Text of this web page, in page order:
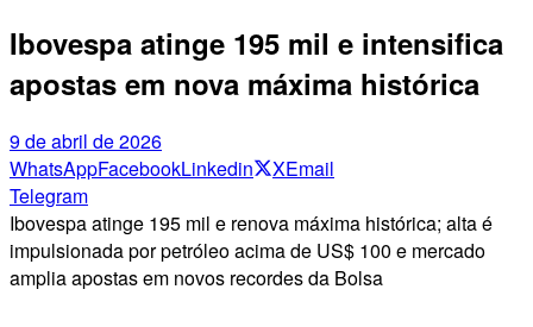
Ibovespa atinge 195 mil e intensifica
apostas em nova máxima histórica
9 de abril de 2026
WhatsAppFacebookLinkedin XEmail
Telegram
Ibovespa atinge 195 mil e renova máxima histórica; alta é
impulsionada por petróleo acima de US$ 100 e mercado
amplia apostas em novos recordes da Bolsa